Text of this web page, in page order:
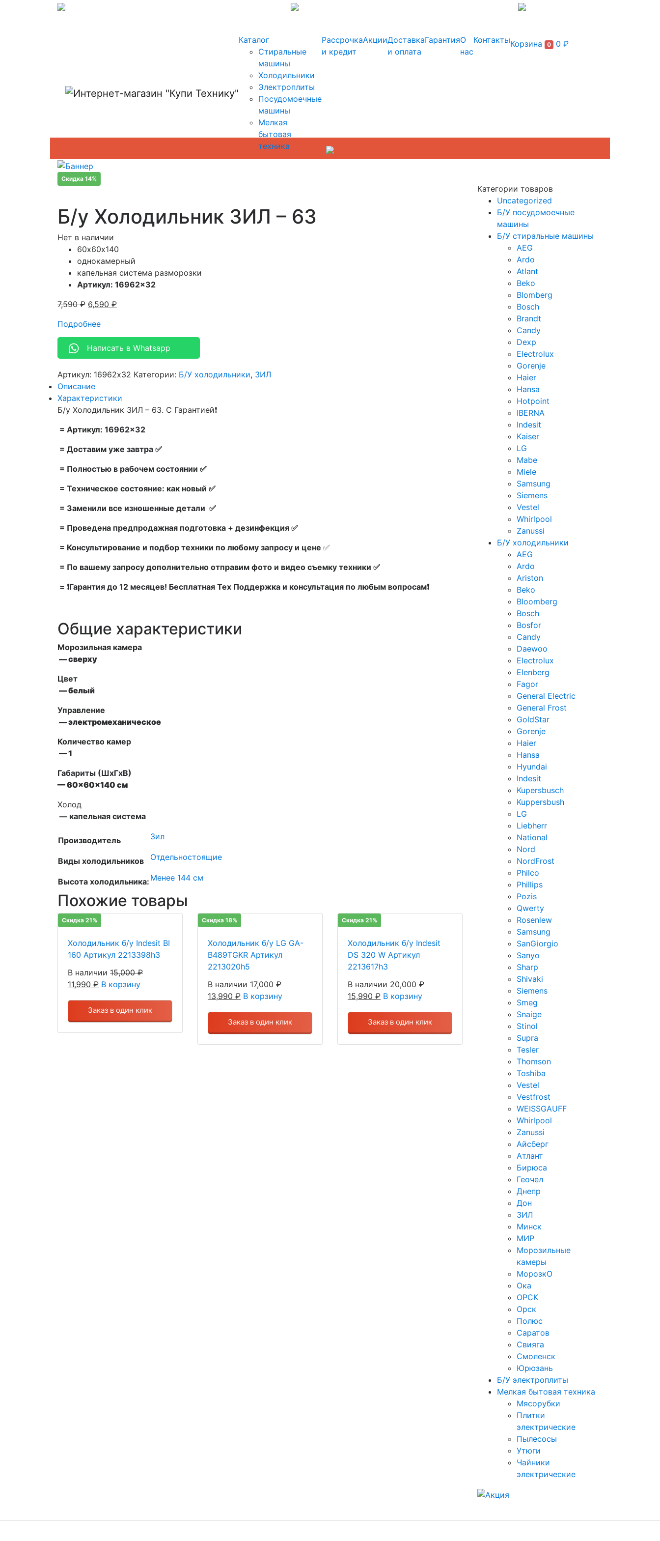
Каталог
Стиральные
машины
Холодильники
Электроплиты
Посудомоечные
машины
Мелкая
бытовая
техника
Рассрочка
и кредит
АкцииДоставка
и оплата
ГарантияО
нас
КонтактыКорзина 0 0 ₽
Скидка 14%
Б/у Холодильник ЗИЛ – 63
Нет в наличии
60х60х140
однокамерный
капельная система разморозки
Артикул: 16962×32
7,590₽ 6,590 ₽
Подробнее
Написать в Whatsapp
Артикул: 16962x32 Категории: Б/У холодильники, ЗИЛ
Описание
Характеристики
Б/у Холодильник ЗИЛ – 63. С Гарантией❗
= Артикул: 16962×32
= Доставим уже завтра ✅
= Полностью в рабочем состоянии ✅
= Техническое состояние: как новый ✅
= Заменили все изношенные детали ✅
= Проведена предпродажная подготовка + дезинфекция ✅
= Консультирование и подбор техники по любому запросу и цене ✅
= По вашему запросу дополнительно отправим фото и видео съемку техники ✅
= ❗Гарантия до 12 месяцев! Бесплатная Тех Поддержка и консультация по любым вопросам❗
Общие характеристики
Морозильная камера
— сверху
Цвет
— белый
Управление
— электромеханическое
Количество камер
— 1
Габариты (ШxГxВ)
— 60x60x140 см
Холод
— капельная система
Производитель Зил
Виды холодильников Отдельностоящие
Высота холодильника: Менее 144 см
Похожие товары
Скидка 21%
Холодильник б/у Indesit BI
160 Артикул 2213398h3
В наличии 15,000₽
11,990 ₽ В корзину
Заказ в один клик
Скидка 18%
Холодильник б/у LG GA-
B489TGKR Артикул
2213020h5
В наличии 17,000₽
13,990 ₽ В корзину
Заказ в один клик
Скидка 21%
Холодильник б/у Indesit
DS 320 W Артикул
2213617h3
В наличии 20,000₽
15,990 ₽ В корзину
Заказ в один клик
Категории товаров
Uncategorized
Б/У посудомоечные
машины
Б/У стиральные машины
AEG
Ardo
Atlant
Beko
Blomberg
Bosch
Brandt
Candy
Dexp
Electrolux
Gorenje
Haier
Hansa
Hotpoint
IBERNA
Indesit
Kaiser
LG
Mabe
Miele
Samsung
Siemens
Vestel
Whirlpool
Zanussi
Б/У холодильники
AEG
Ardo
Ariston
Beko
Bloomberg
Bosch
Bosfor
Candy
Daewoo
Electrolux
Elenberg
Fagor
General Electric
General Frost
GoldStar
Gorenje
Haier
Hansa
Hyundai
Indesit
Kupersbusch
Kuppersbush
LG
Liebherr
National
Nord
NordFrost
Philco
Phillips
Pozis
Qwerty
Rosenlew
Samsung
SanGiorgio
Sanyo
Sharp
Shivaki
Siemens
Smeg
Snaige
Stinol
Supra
Tesler
Thomson
Toshiba
Vestel
Vestfrost
WEISSGAUFF
Whirlpool
Zanussi
Айсберг
Атлант
Бирюса
Геочел
Днепр
Дон
ЗИЛ
Минск
МИР
Морозильные
камеры
МорозкО
Ока
ОРСК
Орск
Полюс
Саратов
Свияга
Смоленск
Юрюзань
Б/У электроплиты
Мелкая бытовая техника
Мясорубки
Плитки
электрические
Пылесосы
Утюги
Чайники
электрические